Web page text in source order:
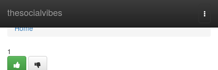
thesocialvibes
Home
Home
1